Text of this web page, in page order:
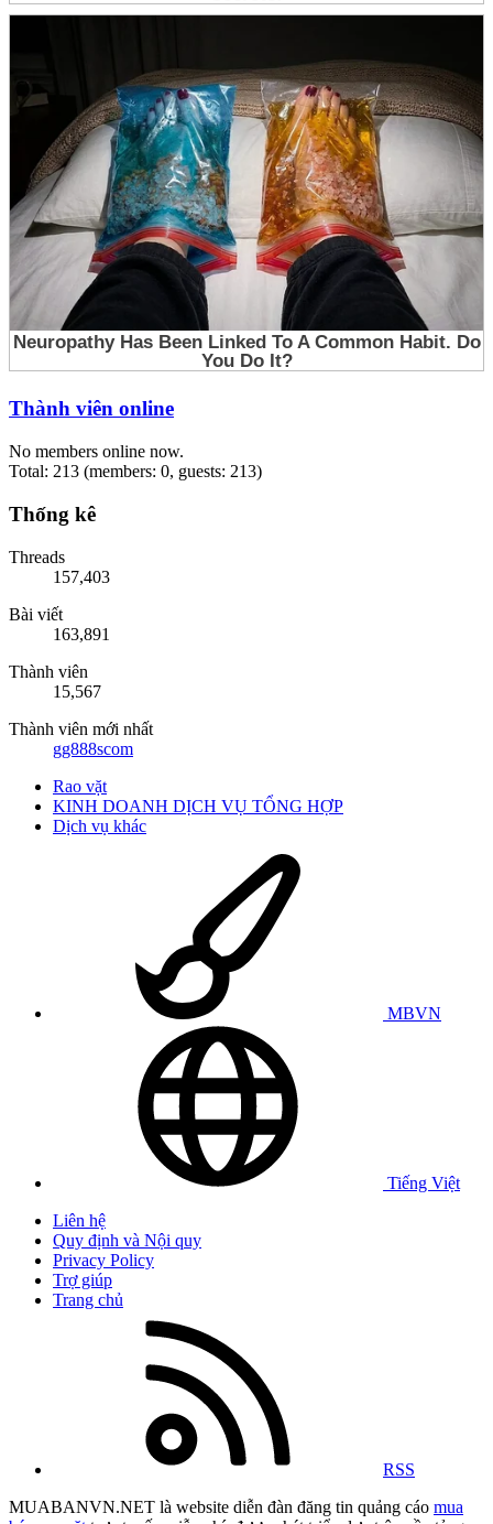
Thành viên online
No members online now.
Total: 213 (members: 0, guests: 213)
Thống kê
Threads
157,403
Bài viết
163,891
Thành viên
15,567
Thành viên mới nhất
gg888scom
Rao vặt
KINH DOANH DỊCH VỤ TỔNG HỢP
Dịch vụ khác
MBVN
Tiếng Việt
Liên hệ
Quy định và Nội quy
Privacy Policy
Trợ giúp
Trang chủ
RSS
MUABANVN.NET là website diễn đàn đăng tin quảng cáo mua